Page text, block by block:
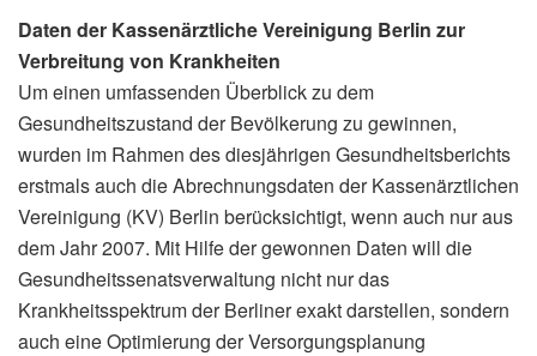
Daten der Kassenärztliche Vereinigung Berlin zur
Verbreitung von Krankheiten
Um einen umfassenden Überblick zu dem
Gesundheitszustand der Bevölkerung zu gewinnen,
wurden im Rahmen des diesjährigen Gesundheitsberichts
erstmals auch die Abrechnungsdaten der Kassenärztlichen
Vereinigung (KV) Berlin berücksichtigt, wenn auch nur aus
dem Jahr 2007. Mit Hilfe der gewonnen Daten will die
Gesundheitssenatsverwaltung nicht nur das
Krankheitsspektrum der Berliner exakt darstellen, sondern
auch eine Optimierung der Versorgungsplanung